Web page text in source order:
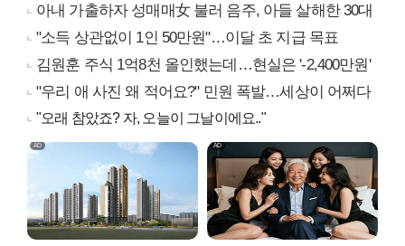
아내 가출하자 성매매女 불러 음주, 아들 살해한 30대
"소득 상관없이 1인 50만원"…이달 초 지급 목표
김원훈 주식 1억8천 올인했는데…현실은 '-2,400만원'
"우리 애 사진 왜 적어요?" 민원 폭발…세상이 어쩌다
"오래 참았죠? 자, 오늘이 그날이에요.."